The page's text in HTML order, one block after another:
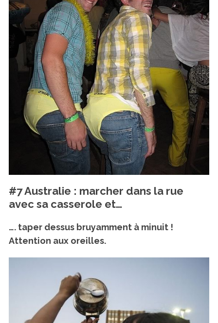
#7 Australie : marcher dans la rue
avec sa casserole et…
…. taper dessus bruyamment à minuit !
Attention aux oreilles.